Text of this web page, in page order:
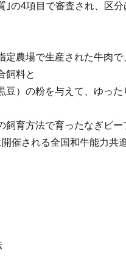
｣の4項目で審査され、区
定農場で生産された牛肉
飼料と
豆）の粉を与えて、ゆった
飼育方法で育ったなぎビー
催される全国和牛能力共